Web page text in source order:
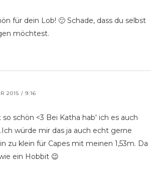
für dein Lob! 🙂 Schade, dass du selbst
möchtest.
2015 / 9:16
so schön <3 Bei Katha hab' ich es auch
würde mir das ja auch echt gerne
zu klein für Capes mit meinen 1,53m. Da
ein Hobbit 😉